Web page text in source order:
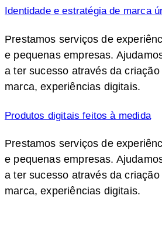
Identidade e estratégia de marca
Prestamos serviços de
e pequenas empresas.
a ter sucesso através da
marca, experiências digitais.
Produtos digitais feitos à medida
Prestamos serviços de
e pequenas empresas.
a ter sucesso através da
marca, experiências digitais.